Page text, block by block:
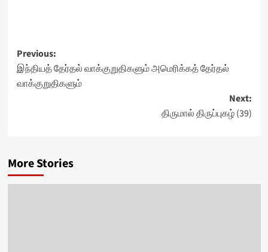
Post
navigation
Previous:
இந்தியத் தேர்தல் வாக்குறுதிகளும் அமெரிக்கத் தேர்தல்
வாக்குறுதிகளும்
Next:
திருமால் திருப்புகழ் (39)
More Stories